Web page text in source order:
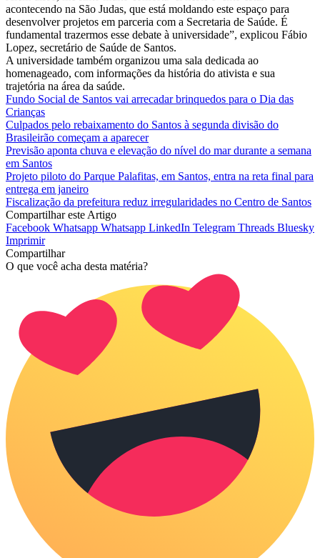
acontecendo na São Judas, que está moldando este espaço para
desenvolver projetos em parceria com a Secretaria de Saúde. É
fundamental trazermos esse debate à universidade”, explicou Fábio
Lopez, secretário de Saúde de Santos.
A universidade também organizou uma sala dedicada ao
homenageado, com informações da história do ativista e sua
trajetória na área da saúde.
Fundo Social de Santos vai arrecadar brinquedos para o Dia das
Crianças
Culpados pelo rebaixamento do Santos à segunda divisão do
Brasileirão começam a aparecer
Previsão aponta chuva e elevação do nível do mar durante a semana
em Santos
Projeto piloto do Parque Palafitas, em Santos, entra na reta final para
entrega em janeiro
Fiscalização da prefeitura reduz irregularidades no Centro de Santos
Compartilhar este Artigo
Facebook Whatsapp Whatsapp LinkedIn Telegram Threads Bluesky
Imprimir
Compartilhar
O que você acha desta matéria?